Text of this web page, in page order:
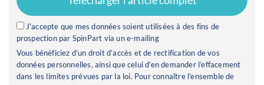
J'accepte que mes données soient utilisées à des fins de
prospection par SpinPart via un e-mailing
Vous bénéficiez d’un droit d’accès et de rectification de vos
données personnelles, ainsi que celui d’en demander l’effacement
dans les limites prévues par la loi. Pour connaître l’ensemble de